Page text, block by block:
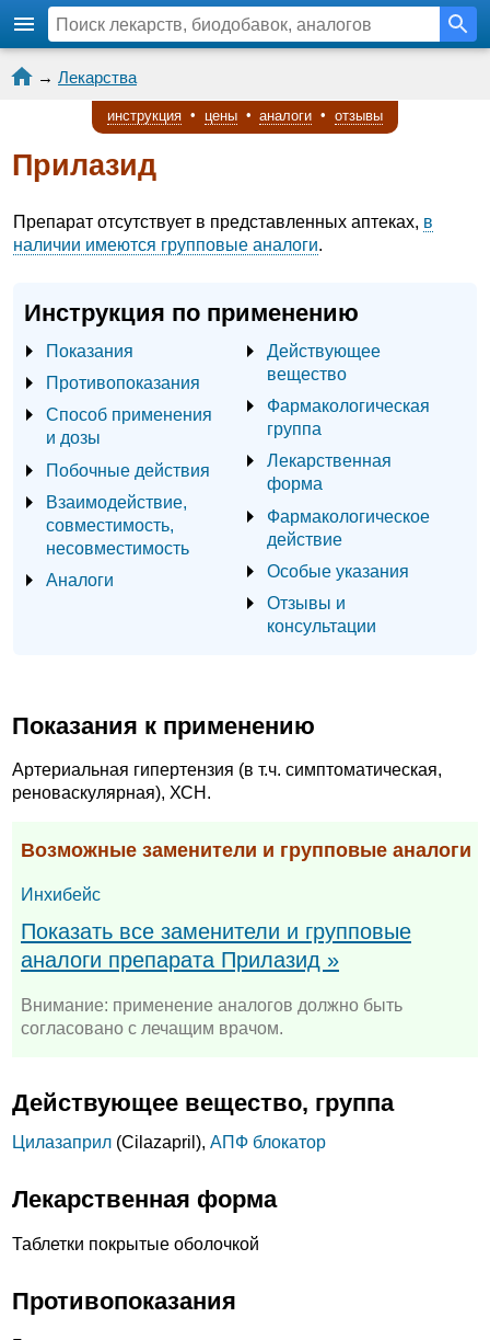
→ Лекарства
инструкция • цены • аналоги • отзывы
Прилазид
Препарат отсутствует в представленных аптеках, в
наличии имеются групповые аналоги.
Инструкция по применению
Показания
Противопоказания
Способ применения
и дозы
Побочные действия
Взаимодействие,
совместимость,
несовместимость
Аналоги
Действующее
вещество
Фармакологическая
группа
Лекарственная
форма
Фармакологическое
действие
Особые указания
Отзывы и
консультации
Показания к применению
Артериальная гипертензия (в т.ч. симптоматическая,
реноваскулярная), ХСН.
Возможные заменители и групповые аналоги
Инхибейс
Показать все заменители и групповые
аналоги препарата Прилазид »
Внимание: применение аналогов должно быть
согласовано с лечащим врачом.
Действующее вещество, группа
Цилазаприл (Cilazapril), АПФ блокатор
Лекарственная форма
Таблетки покрытые оболочкой
Противопоказания